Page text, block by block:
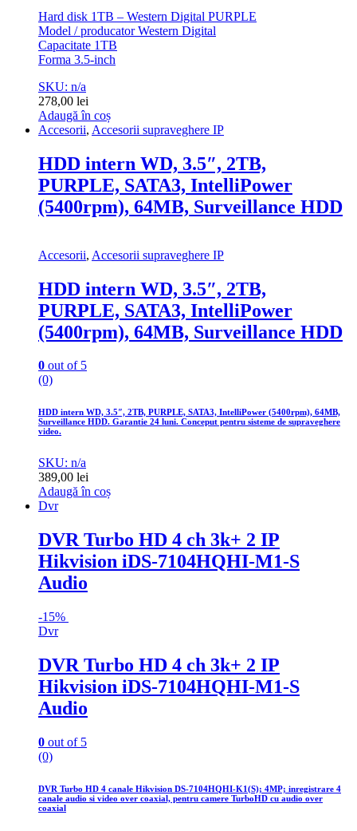
Hard disk 1TB – Western Digital PURPLE
Model / producator Western Digital
Capacitate 1TB
Forma 3.5-inch
SKU: n/a
278,00 lei
Adaugă în coș
Accesorii, Accesorii supraveghere IP
HDD intern WD, 3.5″, 2TB,
PURPLE, SATA3, IntelliPower
(5400rpm), 64MB, Surveillance HDD
Accesorii, Accesorii supraveghere IP
HDD intern WD, 3.5″, 2TB,
PURPLE, SATA3, IntelliPower
(5400rpm), 64MB, Surveillance HDD
0 out of 5
(0)
HDD intern WD, 3.5″, 2TB, PURPLE, SATA3, IntelliPower (5400rpm), 64MB,
Surveillance HDD. Garantie 24 luni. Conceput pentru sisteme de supraveghere
video.
SKU: n/a
389,00 lei
Adaugă în coș
Dvr
DVR Turbo HD 4 ch 3k+ 2 IP
Hikvision iDS-7104HQHI-M1-S
Audio
-15%
Dvr
DVR Turbo HD 4 ch 3k+ 2 IP
Hikvision iDS-7104HQHI-M1-S
Audio
0 out of 5
(0)
DVR Turbo HD 4 canale Hikvision DS-7104HQHI-K1(S); 4MP; inregistrare 4
canale audio si video over coaxial, pentru camere TurboHD cu audio over
coaxial